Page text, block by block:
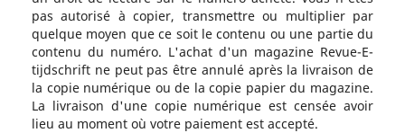
pas autorisé à copier, transmettre ou multiplier par
quelque moyen que ce soit le contenu ou une partie du
contenu du numéro. L'achat d'un magazine Revue-E-
tijdschrift ne peut pas être annulé après la livraison de
la copie numérique ou de la copie papier du magazine.
La livraison d'une copie numérique est censée avoir
lieu au moment où votre paiement est accepté.